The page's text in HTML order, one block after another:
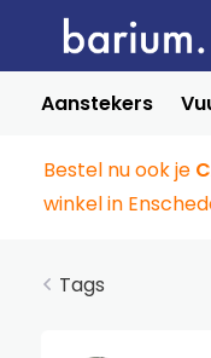
Aanstekers
Bestel nu ook je
winkel in
Tags